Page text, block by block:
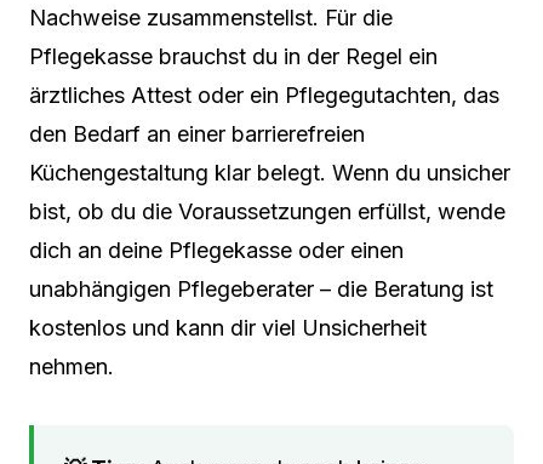
Nachweise zusammenstellst. Für die
Pflegekasse brauchst du in der Regel ein
ärztliches Attest oder ein Pflegegutachten, das
den Bedarf an einer barrierefreien
Küchengestaltung klar belegt. Wenn du unsicher
bist, ob du die Voraussetzungen erfüllst, wende
dich an deine Pflegekasse oder einen
unabhängigen Pflegeberater – die Beratung ist
kostenlos und kann dir viel Unsicherheit
nehmen.